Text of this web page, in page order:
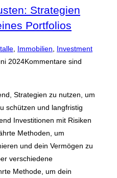
Strategien
Portfolios
, Immobilien, Investment
2024Kommentare sind
Strategien zu nutzen, um
schützen und langfristig
Investitionen mit Risiken
Methoden, um
und dein Vermögen zu
verschiedene
Methode, um dein